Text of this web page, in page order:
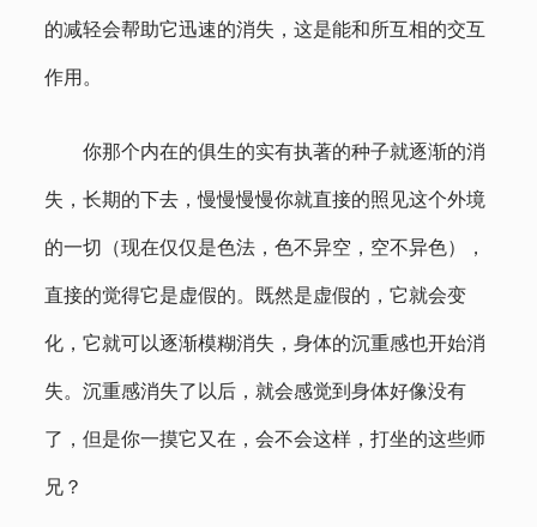
的减轻会帮助它迅速的消失，这是能和所互相的交互
作用。
你那个内在的俱生的实有执著的种子就逐渐的消
失，长期的下去，慢慢慢慢你就直接的照见这个外境
的一切（现在仅仅是色法，色不异空，空不异色），
直接的觉得它是虚假的。既然是虚假的，它就会变
化，它就可以逐渐模糊消失，身体的沉重感也开始消
失。沉重感消失了以后，就会感觉到身体好像没有
了，但是你一摸它又在，会不会这样，打坐的这些师
兄？